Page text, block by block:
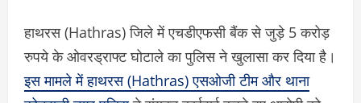
हाथरस (Hathras) जिले में एचडीएफसी बैंक से जुड़े 5 करोड़
रुपये के ओवरड्राफ्ट घोटाले का पुलिस ने खुलासा कर दिया है।
इस मामले में हाथरस (Hathras) एसओजी टीम और थाना